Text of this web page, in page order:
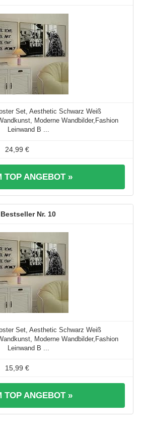
Set, Aesthetic Schwarz Weiß
Moderne Wandbilder,Fashion
Leinwand B ...
24,99 €
TOP ANGEBOT »
10
Set, Aesthetic Schwarz Weiß
Moderne Wandbilder,Fashion
Leinwand B ...
15,99 €
TOP ANGEBOT »